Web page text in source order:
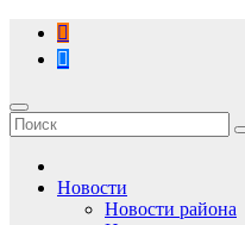
Перейти
содержимому
Новости
Новости района